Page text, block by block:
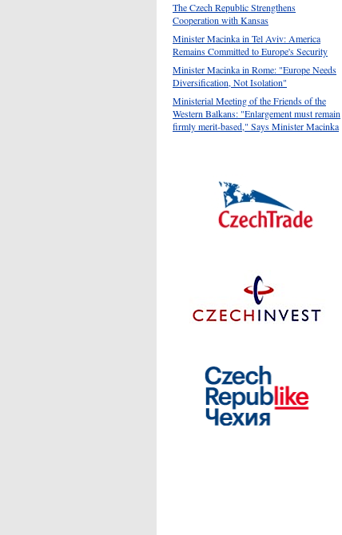
The Czech Republic Strengthens
Cooperation with Kansas
Minister Macinka in Tel Aviv: America
Remains Committed to Europe's Security
Minister Macinka in Rome: "Europe Needs
Diversification, Not Isolation"
Ministerial Meeting of the Friends of the
Western Balkans: "Enlargement must remain
firmly merit-based," Says Minister Macinka